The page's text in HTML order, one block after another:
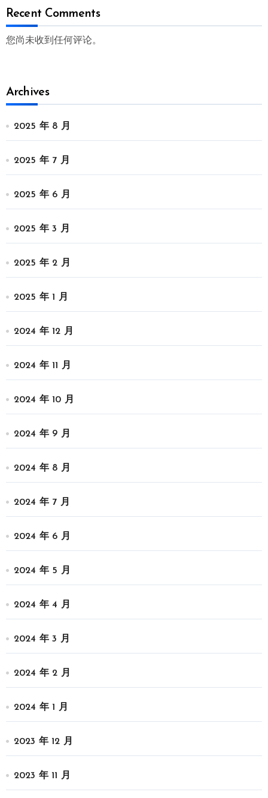
Recent Comments
您尚未收到任何评论。
Archives
2025 年 8 月
2025 年 7 月
2025 年 6 月
2025 年 3 月
2025 年 2 月
2025 年 1 月
2024 年 12 月
2024 年 11 月
2024 年 10 月
2024 年 9 月
2024 年 8 月
2024 年 7 月
2024 年 6 月
2024 年 5 月
2024 年 4 月
2024 年 3 月
2024 年 2 月
2024 年 1 月
2023 年 12 月
2023 年 11 月